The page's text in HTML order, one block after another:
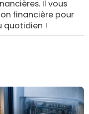
Il vous
financière pour
quotidien !